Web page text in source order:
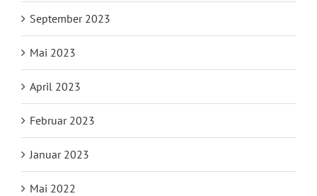
September 2023
Mai 2023
April 2023
Februar 2023
Januar 2023
Mai 2022